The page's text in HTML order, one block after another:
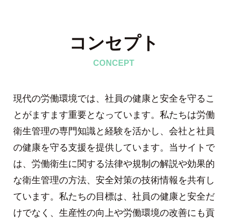
コンセプト
CONCEPT
現代の労働環境では、社員の健康と安全を守るこ
とがますます重要となっています。私たちは労働
衛生管理の専門知識と経験を活かし、会社と社員
の健康を守る支援を提供しています。当サイトで
は、労働衛生に関する法律や規制の解説や効果的
な衛生管理の方法、安全対策の技術情報を共有し
ています。私たちの目標は、社員の健康と安全だ
けでなく、生産性の向上や労働環境の改善にも貢